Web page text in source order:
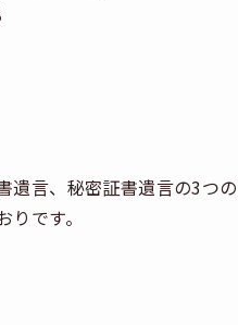
言、秘密証書遺言の3つの
です。